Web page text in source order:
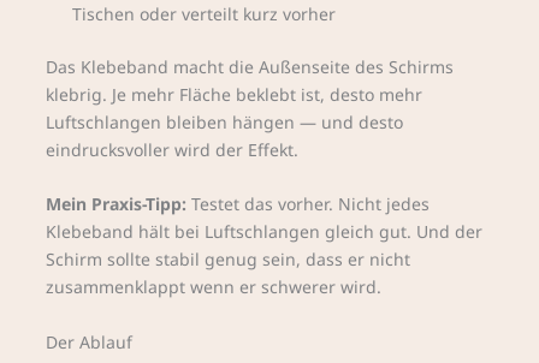
Tischen oder verteilt kurz vorher
Das Klebeband macht die Außenseite des Schirms
klebrig. Je mehr Fläche beklebt ist, desto mehr
Luftschlangen bleiben hängen — und desto
eindrucksvoller wird der Effekt.
Mein Praxis-Tipp: Testet das vorher. Nicht jedes
Klebeband hält bei Luftschlangen gleich gut. Und der
Schirm sollte stabil genug sein, dass er nicht
zusammenklappt wenn er schwerer wird.
Der Ablauf